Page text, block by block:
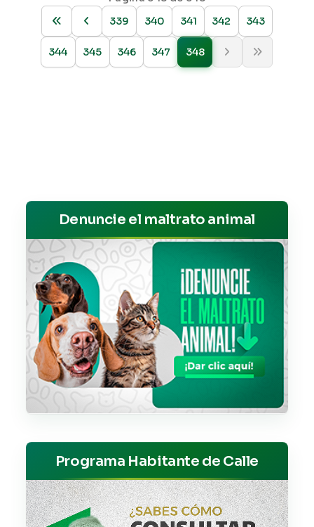
339
340 341 342 343
344 345 346 347 348
Denuncie el maltrato animal
Programa Habitante de Calle